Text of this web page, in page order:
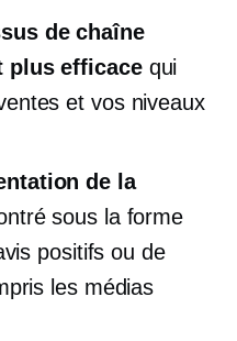
de chaîne
plus efficacequi
et vos niveaux
de la
sous la forme
positifs ou de
les médias